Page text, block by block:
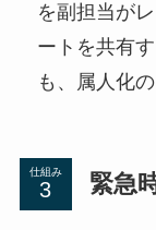
を副担当が
ートを共有
も、属人化
仕組み 緊急